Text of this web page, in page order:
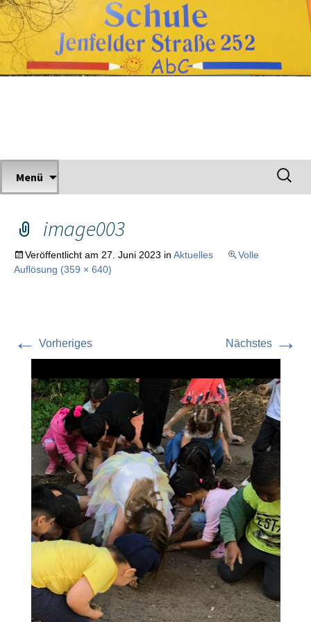
Zum
Inhalt
springen
Grundschule Jenfelder Straße
Menü
Suchen
nach:
image003
Veröffentlicht am 27. Juni 2023 in Aktuelles
Volle
Auflösung (359 × 640)
← Vorheriges Nächstes →